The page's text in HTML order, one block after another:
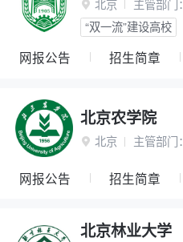
 北京 主管部门：
“双一流”建设高校
网报公告 招生简章
北京农学院
 北京 主管部门：
网报公告 招生简章
北京林业大学